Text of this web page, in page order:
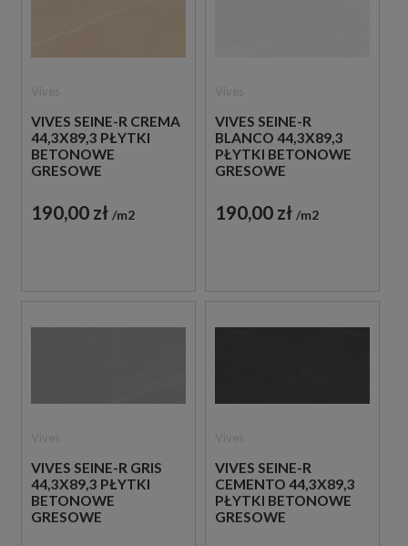
VIVES SEINE-R CREMA
44,3X89,3 PŁYTKI
BETONOWE
GRESOWE
190,00 zł m2
VIVES SEINE-R
BLANCO 44,3X89,3
PŁYTKI BETONOWE
GRESOWE
190,00 zł m2
VIVES SEINE-R GRIS
44,3X89,3 PŁYTKI
BETONOWE
GRESOWE
VIVES SEINE-R
CEMENTO 44,3X89,3
PŁYTKI BETONOWE
GRESOWE